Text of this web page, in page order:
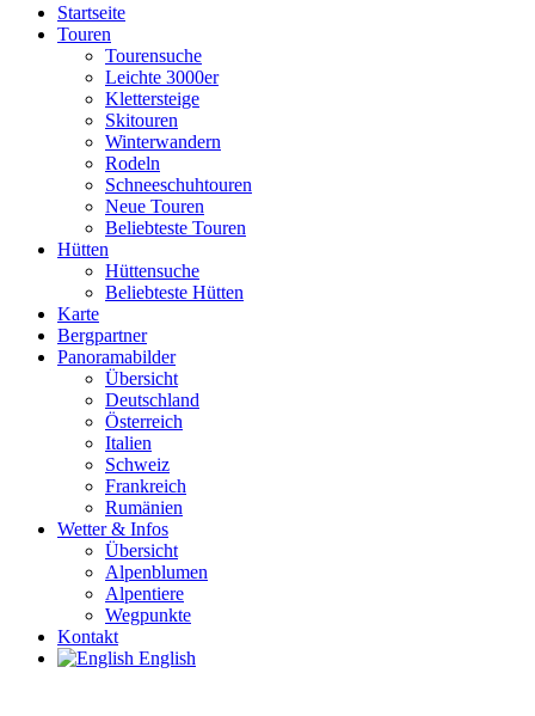
Startseite
Touren
Tourensuche
Leichte 3000er
Klettersteige
Skitouren
Winterwandern
Rodeln
Schneeschuhtouren
Neue Touren
Beliebteste Touren
Hütten
Hüttensuche
Beliebteste Hütten
Karte
Bergpartner
Panoramabilder
Übersicht
Deutschland
Österreich
Italien
Schweiz
Frankreich
Rumänien
Wetter & Infos
Übersicht
Alpenblumen
Alpentiere
Wegpunkte
Kontakt
English